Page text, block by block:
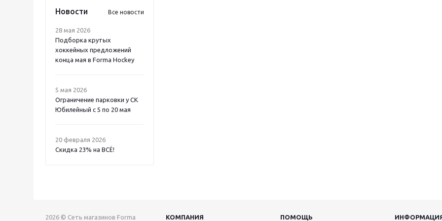
Новости Все новости
28 мая 2026
Подборка крутых
хоккейных предложений
конца мая в Forma Hockey
5 мая 2026
Ограничение парковки у СК
Юбилейный с 5 по 20 мая
20 февраля 2026
Скидка 23% на ВСË!
2026 © Сеть магазинов Forma КОМПАНИЯ ПОМОЩЬ